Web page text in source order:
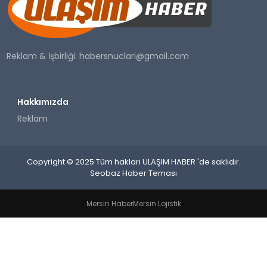
SAĞLIK
YAŞAM
Reklam & İşbirliği:habersnuclari@gmail.com
Hakkımızda
Reklam
Copyright © 2025 Tüm hakları ULAŞIM HABER 'de saklıdır.
Seobaz Haber Teması
Mersin HaberMersin Lojistik